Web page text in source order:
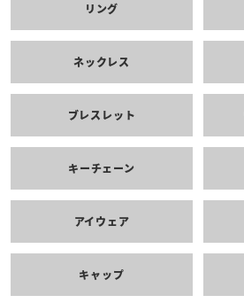
リング
ネックレス
ブレスレット
キーチェーン
アイウェア
キャップ